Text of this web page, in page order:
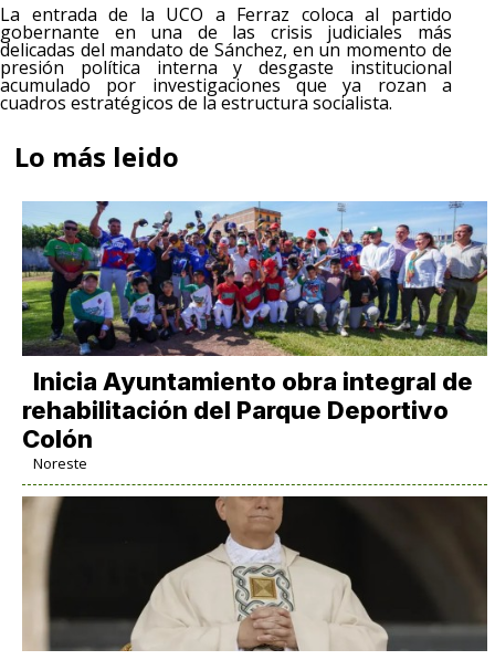
La entrada de la UCO a Ferraz coloca al partido
gobernante en una de las crisis judiciales más
delicadas del mandato de Sánchez, en un momento de
presión política interna y desgaste institucional
acumulado por investigaciones que ya rozan a
cuadros estratégicos de la estructura socialista.
Lo más leido
Inicia Ayuntamiento obra integral de
rehabilitación del Parque Deportivo
Colón
Noreste